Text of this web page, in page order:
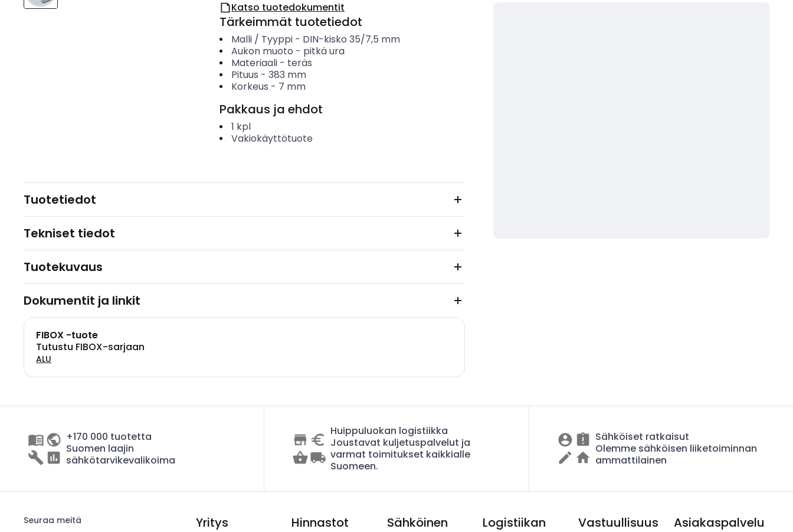
Katso tuotedokumentit
Tärkeimmät tuotetiedot
Malli / Tyyppi- DIN-kisko 35/7,5 mm
Aukon muoto - pitkä ura
Materiaali- teräs
Pituus - 383 mm
Korkeus - 7 mm
Pakkaus ja ehdot
1 kpl
Vakiokäyttötuote
Tuotetiedot
Tekniset tiedot
Tuotekuvaus
Dokumentit ja linkit
FIBOX -tuote
Tutustu FIBOX-sarjaan
ALU
+170 000 tuotetta
Suomen laajin
sähkötarvikevalikoima
Huippuluokan logistiikka
Joustavat kuljetuspalvelut ja
varmat toimitukset kaikkialle
Suomeen.
Sähköiset ratkaisut
Olemme sähköisen liiketoiminnan
ammattilainen
Seuraa meitä Yritys Hinnastot
Sähköinen
Logistiikan
Vastuullisuus Asiakaspalvelu